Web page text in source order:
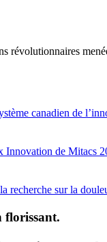
révolutionnaires
canadien de
Innovation de Mitacs
sur la
florissant.